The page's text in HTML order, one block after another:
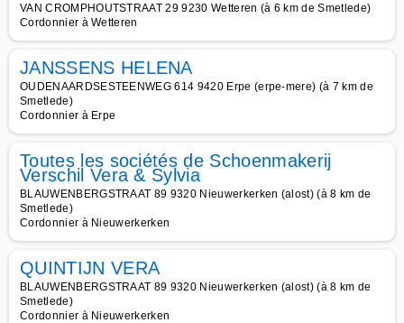
VAN CROMPHOUTSTRAAT 29 9230 Wetteren (à 6 km de Smetlede)
Cordonnier à Wetteren
JANSSENS HELENA
OUDENAARDSESTEENWEG 614 9420 Erpe (erpe-mere) (à 7 km de
Smetlede)
Cordonnier à Erpe
Toutes les sociétés de Schoenmakerij
Verschil Vera & Sylvia
BLAUWENBERGSTRAAT 89 9320 Nieuwerkerken (alost) (à 8 km de
Smetlede)
Cordonnier à Nieuwerkerken
QUINTIJN VERA
BLAUWENBERGSTRAAT 89 9320 Nieuwerkerken (alost) (à 8 km de
Smetlede)
Cordonnier à Nieuwerkerken